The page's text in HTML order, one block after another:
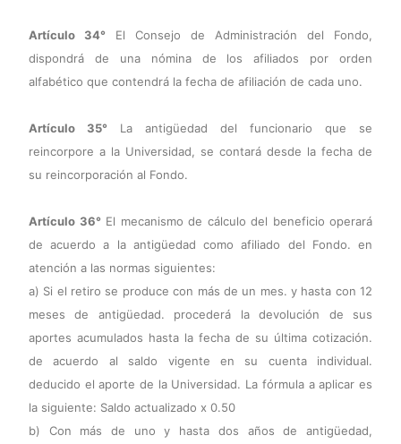
Artículo 34° El Consejo de Administración del Fondo,
dispondrá de una nómina de los afiliados por orden
alfabético que contendrá la fecha de afiliación de cada uno.
Artículo 35° La antigüedad del funcionario que se
reincorpore a la Universidad, se contará desde la fecha de
su reincorporación al Fondo.
Artículo 36°El mecanismo de cálculo del beneficio operará
de acuerdo a la antigüedad como afiliado del Fondo. en
atención a las normas siguientes:
a) Si el retiro se produce con más de un mes. y hasta con 12
meses de antigüedad. procederá la devolución de sus
aportes acumulados hasta la fecha de su última cotización.
de acuerdo al saldo vigente en su cuenta individual.
deducido el aporte de la Universidad. La fórmula a aplicar es
la siguiente: Saldo actualizado x 0.50
b) Con más de uno y hasta dos años de antigüedad,